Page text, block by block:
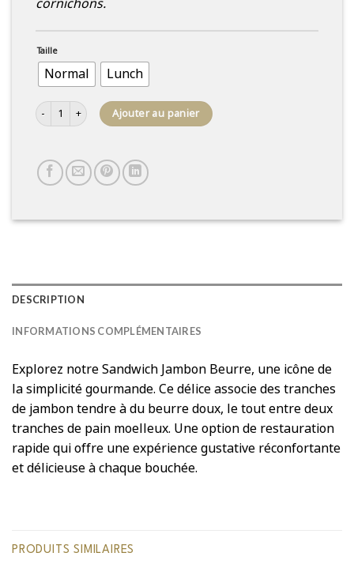
cornichons.
Taille
Normal Lunch
quantité de Sandwich au jambon-beurre
Ajouter au panier
DESCRIPTION
INFORMATIONS COMPLÉMENTAIRES
Explorez notre Sandwich Jambon Beurre, une icône de
la simplicité gourmande. Ce délice associe des tranches
de jambon tendre à du beurre doux, le tout entre deux
tranches de pain moelleux. Une option de restauration
rapide qui offre une expérience gustative réconfortante
et délicieuse à chaque bouchée.
PRODUITS SIMILAIRES